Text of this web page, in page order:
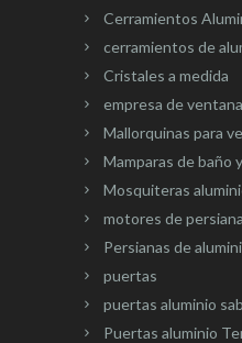
Cerramientos
cerramientos de
Cristales a medida
empresa de
Mallorquinas para
Mamparas de baño
Mosquiteras
motores de persiana
Persianas de
puertas
puertas aluminio
Puertas aluminio